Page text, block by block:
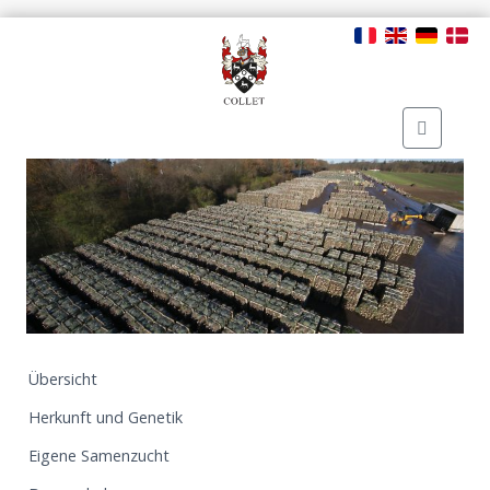
Übersicht
Herkunft und Genetik
Eigene Samenzucht